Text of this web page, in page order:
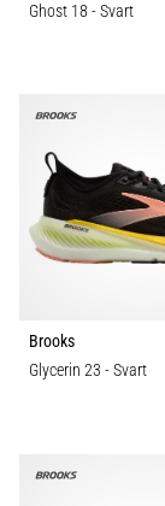
Ghost 18 - Svart
Brooks
Glycerin 23 - Svart